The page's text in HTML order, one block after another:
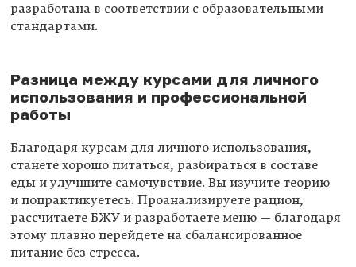
разработана в соответствии с образовательными
стандартами.
Разница между курсами для личного
использования и профессиональной
работы
Благодаря курсам для личного использования,
станете хорошо питаться, разбираться в составе
еды и улучшите самочувствие. Вы изучите теорию
и попрактикуетесь. Проанализируете рацион,
рассчитаете БЖУ и разработаете меню — благодаря
этому плавно перейдете на сбалансированное
питание без стресса.